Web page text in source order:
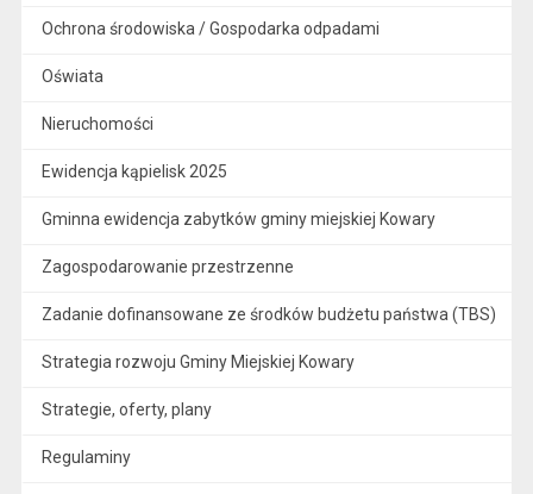
Ochrona środowiska / Gospodarka odpadami
Oświata
Nieruchomości
Ewidencja kąpielisk 2025
Gminna ewidencja zabytków gminy miejskiej Kowary
Zagospodarowanie przestrzenne
Zadanie dofinansowane ze środków budżetu państwa (TBS)
Strategia rozwoju Gminy Miejskiej Kowary
Strategie, oferty, plany
Regulaminy